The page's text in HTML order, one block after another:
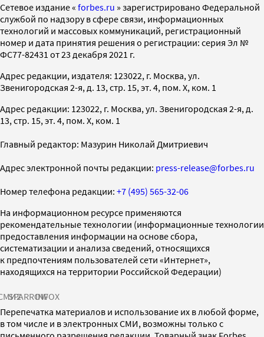
Cетевое издание « forbes.ru » зарегистрировано Федеральной
службой по надзору в сфере связи, информационных
технологий и массовых коммуникаций, регистрационный
номер и дата принятия решения о регистрации: серия Эл №
ФС77-82431 от 23 декабря 2021 г.
Адрес редакции, издателя: 123022, г. Москва, ул.
Звенигородская 2-я, д. 13, стр. 15, эт. 4, пом. X, ком. 1
Адрес редакции: 123022, г. Москва, ул. Звенигородская 2-я, д.
13, стр. 15, эт. 4, пом. X, ком. 1
Главный редактор: Мазурин Николай Дмитриевич
Адрес электронной почты редакции: press-release@forbes.ru
Номер телефона редакции: +7 (495) 565-32-06
На информационном ресурсе применяются
рекомендательные технологии (информационные технологии
предоставления информации на основе сбора,
систематизации и анализа сведений, относящихся
к предпочтениям пользователей сети «Интернет»,
находящихся на территории Российской Федерации)
SPARROWINFOX
Перепечатка материалов и использование их в любой форме,
в том числе и в электронных СМИ, возможны только с